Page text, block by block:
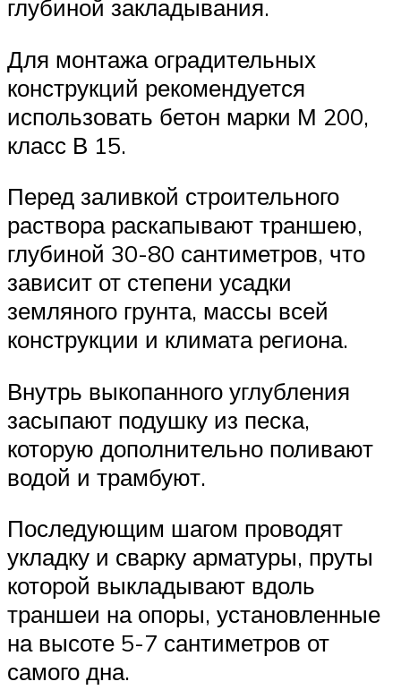
глубиной закладывания.
Для монтажа оградительных
конструкций рекомендуется
использовать бетон марки М 200,
класс В 15.
Перед заливкой строительного
раствора раскапывают траншею,
глубиной 30-80 сантиметров, что
зависит от степени усадки
земляного грунта, массы всей
конструкции и климата региона.
Внутрь выкопанного углубления
засыпают подушку из песка,
которую дополнительно поливают
водой и трамбуют.
Последующим шагом проводят
укладку и сварку арматуры, пруты
которой выкладывают вдоль
траншеи на опоры, установленные
на высоте 5-7 сантиметров от
самого дна.